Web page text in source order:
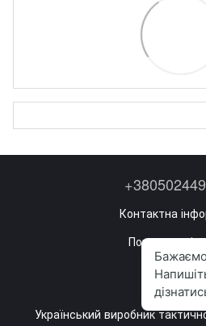
Контактна
Повна версія
Мапа
Український виробник